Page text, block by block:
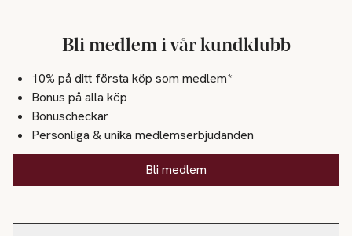
Bli medlem i vår kundklubb
10% på ditt första köp som medlem*
Bonus på alla köp
Bonuscheckar
Personliga & unika medlemserbjudanden
Bli medlem